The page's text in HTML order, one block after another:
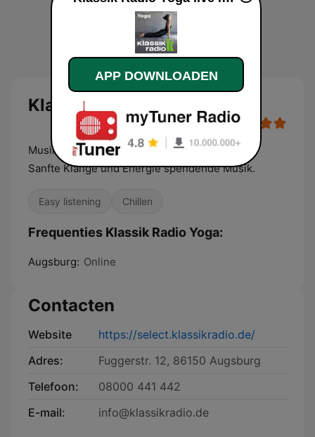
Klassik Radio Yoga
Musik für Meditation und spirituelle Stunden.
Sanfte Klänge und Energie spendende Musik.
Easy listening Chillen
Frequenties Klassik Radio Yoga:
Augsburg: Online
Contacten
Website
https://select.klassikradio.de/
Adres:
Fuggerstr. 12, 86150 Augsburg
Telefoon:
08000 441 442
E-mail:
info@klassikradio.de
APP DOWNLOADEN